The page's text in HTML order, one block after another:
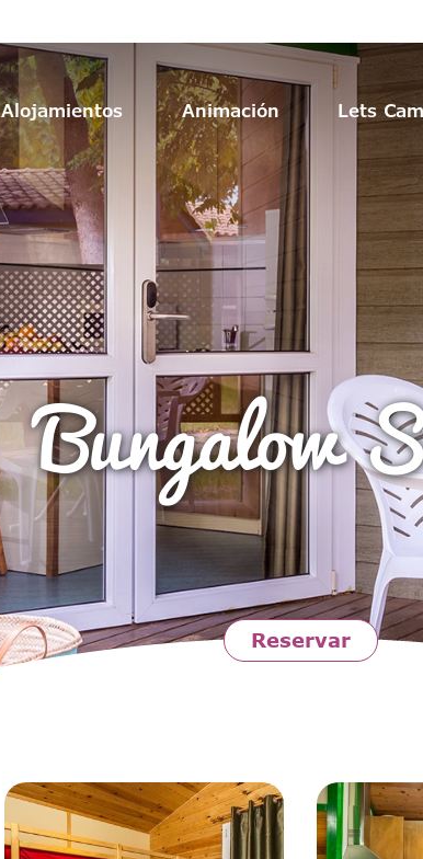
Alojamientos Animación Lets
Bungalow
Reservar